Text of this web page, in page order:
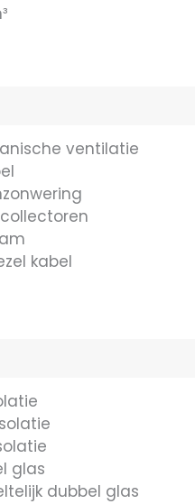
ventilatie
kabel
glas
dubbel glas